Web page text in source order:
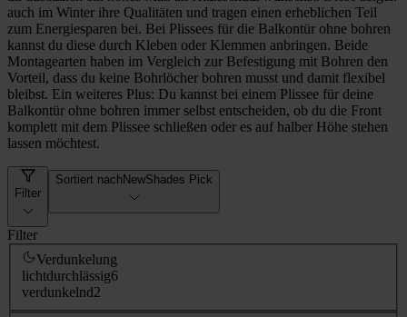
auch im Winter ihre Qualitäten und tragen einen erheblichen Teil
zum Energiesparen bei. Bei Plissees für die Balkontür ohne bohren
kannst du diese durch Kleben oder Klemmen anbringen. Beide
Montagearten haben im Vergleich zur Befestigung mit Bohren den
Vorteil, dass du keine Bohrlöcher bohren musst und damit flexibel
bleibst. Ein weiteres Plus: Du kannst bei einem Plissee für deine
Balkontür ohne bohren immer selbst entscheiden, ob du die Front
komplett mit dem Plissee schließen oder es auf halber Höhe stehen
lassen möchtest.
Filter
Sortiert nachNewShades Pick
Filter
Verdunkelung
lichtdurchlässig6
verdunkelnd2